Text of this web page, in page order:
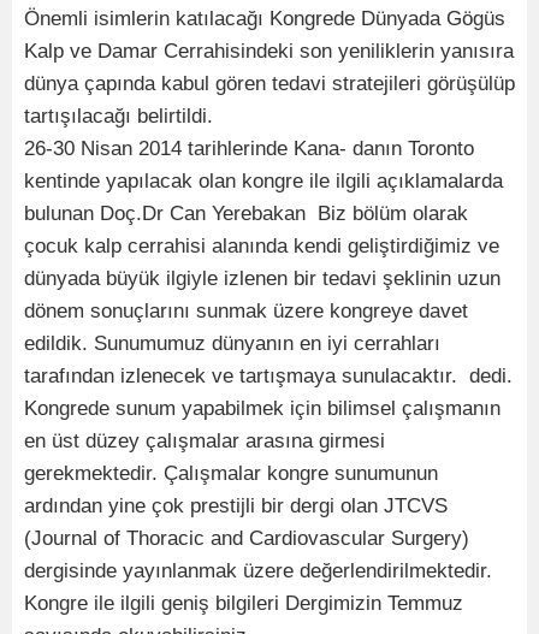
Önemli isimlerin katılacağı Kongrede Dünyada Gögüs
Kalp ve Damar Cerrahisindeki son yeniliklerin yanısıra
dünya çapında kabul gören tedavi stratejileri görüşülüp
tartışılacağı belirtildi.
26-30 Nisan 2014 tarihlerinde Kana- danın Toronto
kentinde yapılacak olan kongre ile ilgili açıklamalarda
bulunan Doç.Dr Can Yerebakan  Biz bölüm olarak
çocuk kalp cerrahisi alanında kendi geliştirdiğimiz ve
dünyada büyük ilgiyle izlenen bir tedavi şeklinin uzun
dönem sonuçlarını sunmak üzere kongreye davet
edildik. Sunumumuz dünyanın en iyi cerrahları
tarafından izlenecek ve tartışmaya sunulacaktır.  dedi.
Kongrede sunum yapabilmek için bilimsel çalışmanın
en üst düzey çalışmalar arasına girmesi
gerekmektedir. Çalışmalar kongre sunumunun
ardından yine çok prestijli bir dergi olan JTCVS
(Journal of Thoracic and Cardiovascular Surgery)
dergisinde yayınlanmak üzere değerlendirilmektedir.
Kongre ile ilgili geniş bilgileri Dergimizin Temmuz